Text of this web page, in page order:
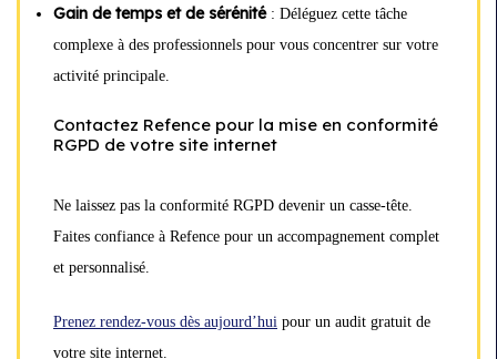
Gain de temps et de sérénité: Déléguez cette tâche
complexe à des professionnels pour vous concentrer sur votre
activité principale.
Contactez Refence pour la mise en conformité
RGPD de votre site internet
Ne laissez pas la conformité RGPD devenir un casse-tête.
Faites confiance à Refence pour un accompagnement complet
et personnalisé.
Prenez rendez-vous dès aujourd’hui pour un audit gratuit de
votre site internet.